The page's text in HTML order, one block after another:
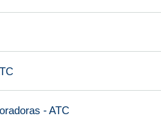
- ATC